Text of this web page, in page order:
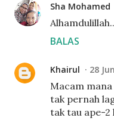
Sha Mohamed
BALAS
Khairul 28
Macam
tak pernah
tak tau ape-2